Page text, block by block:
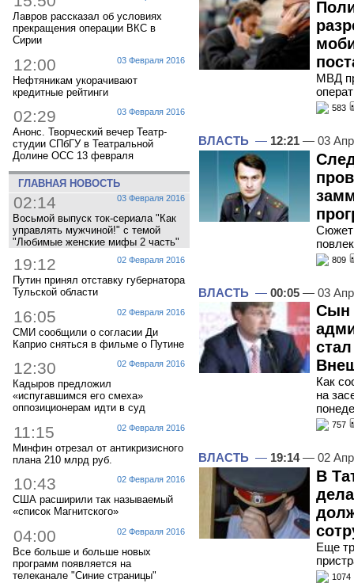
Лавров рассказал об условиях
прекращения операции ВКС в
Сирии
03 Февраля 2016
12:00
Нефтяникам укорачивают
кредитные рейтинги
03 Февраля 2016
02:29
Анонс. Творческий вечер Театр-
студии СПбГУ в Театральной
Долине ОСС 13 февраля
ГЛАВНАЯ НОВОСТЬ
03 Февраля 2016
02:14
Восьмой выпуск ток-сериала "Как
управлять мужчиной!" с темой
"Любимые женские мифы 2 часть"
02 Февраля 2016
19:12
Путин принял отставку губернатора
Тульской области
02 Февраля 2016
16:05
СМИ сообщили о согласии Ди
Каприо сняться в фильме о Путине
02 Февраля 2016
12:30
Кадыров предложил
«испугавшимся его смеха»
оппозиционерам идти в суд
02 Февраля 2016
11:15
Минфин отрезал от антикризисного
плана 210 млрд руб.
02 Февраля 2016
10:43
США расширили так называемый
«список Магнитского»
02 Февраля 2016
04:00
Все больше и больше новых
программ появляется на
телеканале "Синие страницы"
МВД
583
ВЛАСТЬ — 12:21 — 03
Сюжет
809
ВЛАСТЬ — 00:05 — 03
Сын
Как
на
757
ВЛАСТЬ — 19:14— 02
В
Еще
1074